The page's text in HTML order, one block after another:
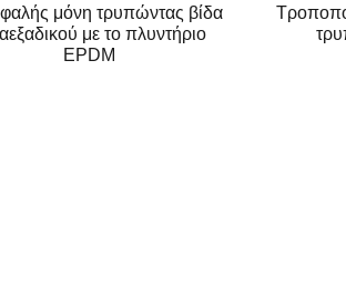
με
Μόνη τρυπώντας βίδα φλάντζας
δεκαεξαδικών, σημείο κουταλιών με
το λαστιχένιο πλυντήριο